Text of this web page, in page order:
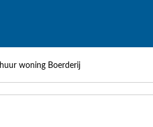
huur woning Boerderij